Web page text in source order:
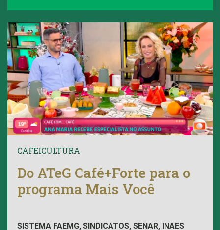
CAFEICULTURA
Do ATeG Café+Forte para o
programa Mais Você
SISTEMA FAEMG, SINDICATOS, SENAR, INAES